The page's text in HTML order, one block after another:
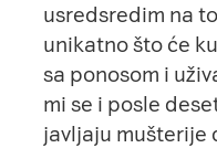
usredsredim na
unikatno što će
sa ponosom i
mi se i posle
javljaju mušterije